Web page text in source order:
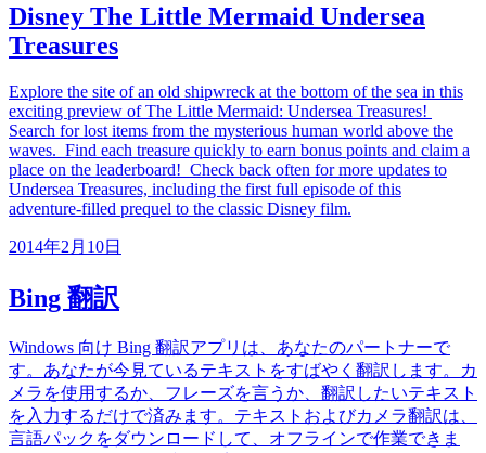
Disney The Little Mermaid Undersea
Treasures
Explore the site of an old shipwreck at the bottom of the sea in this
exciting preview of The Little Mermaid: Undersea Treasures!
Search for lost items from the mysterious human world above the
waves. Find each treasure quickly to earn bonus points and claim a
place on the leaderboard! Check back often for more updates to
Undersea Treasures, including the first full episode of this
adventure-filled prequel to the classic Disney film.
2014年2月10日
Bing 翻訳
Windows 向け Bing 翻訳アプリは、あなたのパートナーで
す。あなたが今見ているテキストをすばやく翻訳します。カ
メラを使用するか、フレーズを言うか、翻訳したいテキスト
を入力するだけで済みます。テキストおよびカメラ翻訳は、
言語パックをダウンロードして、オフラインで作業できま